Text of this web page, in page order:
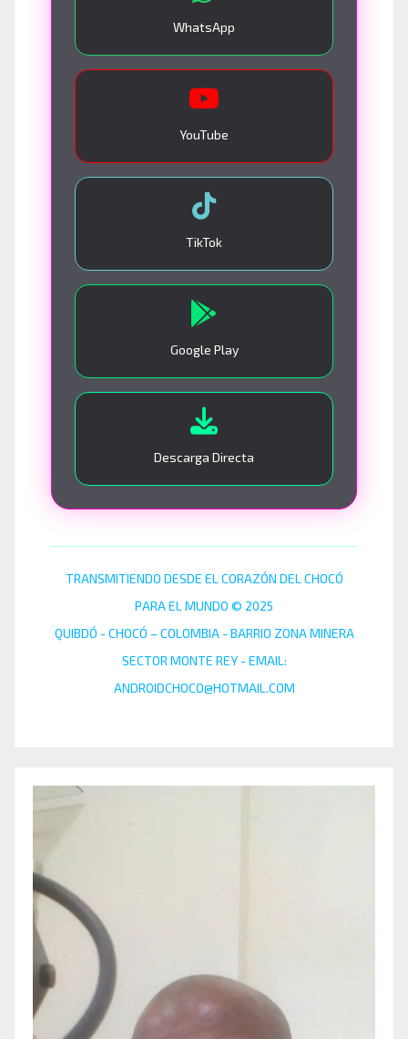
WhatsApp
YouTube
TikTok
Google Play
Descarga Directa
TRANSMITIENDO DESDE EL CORAZÓN DEL CHOCÓ
PARA EL MUNDO © 2025
QUIBDÓ - CHOCÓ – COLOMBIA - BARRIO ZONA MINERA
SECTOR MONTE REY - EMAIL:
ANDROIDCHOCO@HOTMAIL.COM